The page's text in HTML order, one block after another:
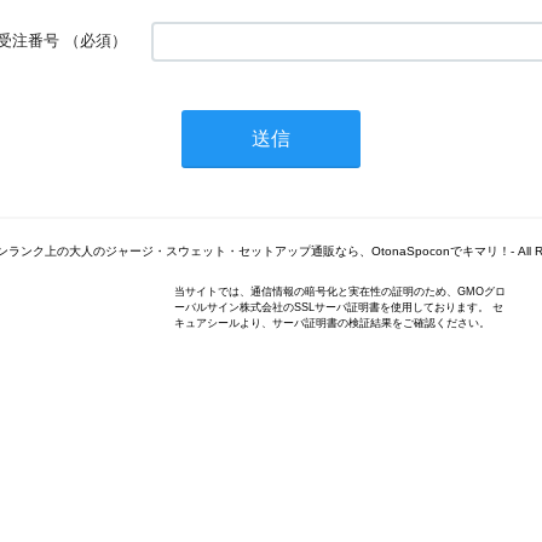
注番号 （必須）
ランク上の大人のジャージ・スウェット・セットアップ通販なら、OtonaSpoconでキマリ！- All
当サイトでは、通信情報の暗号化と実在性の証明のため、GMOグロ
ーバルサイン株式会社のSSLサーバ証明書を使用しております。 セ
キュアシールより、サーバ証明書の検証結果をご確認ください。